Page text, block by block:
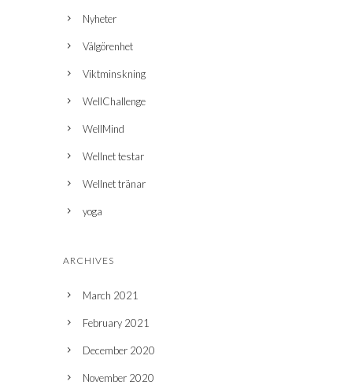
Nyheter
Välgörenhet
Viktminskning
WellChallenge
WellMind
Wellnet testar
Wellnet tränar
yoga
ARCHIVES
March 2021
February 2021
December 2020
November 2020